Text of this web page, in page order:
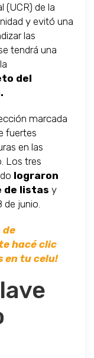
(UCR) de la
y evitó una
las
tendrá una
del
marcada
fuertes
en las
Los tres
lograron
de listas y
de junio.
de
hacé clic
en tu celu!